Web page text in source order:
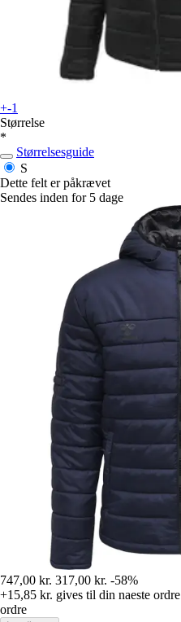
+-1
Størrelse
*
Størrelsesguide
S
Dette felt er påkrævet
Sendes inden for 5 dage
747,00 kr. 317,00 kr. -58%
+15,85 kr. gives til din naeste ordre
ordre